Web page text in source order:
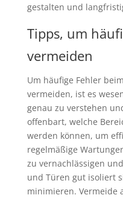
gestalten und
Tipps, um
vermeiden
Um häufige Fehler
vermeiden, ist es
genau zu verstehen
offenbart, welche
werden können, um
regelmäßige
zu vernachlässigen
und Türen gut isoliert
minimieren. Vermeide